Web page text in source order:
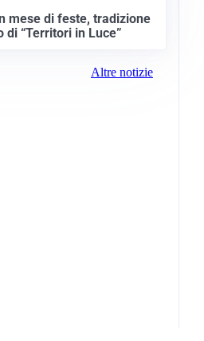
mese di feste, tradizione
“Territori in Luce”
Altre notizie